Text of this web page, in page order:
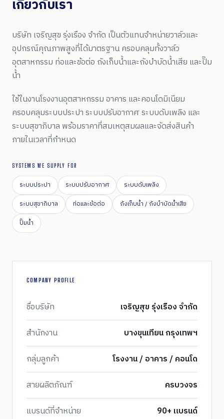
เกี่ยวกับเรา
บริษัท เจริญสุข รุ่งเรือง จำกัด เป็นตัวแทนจำหน่ายวาล์วและ
อุปกรณ์คุณภาพสูงที่ได้มาตรฐาน ครอบคลุมทั้งวาล์ว
อุตสาหกรรม ท่อและข้อต่อ ถังเก็บน้ำและถังบำบัดน้ำเสีย และปั๊ม
น้ำ
ใช้ในงานโรงงานอุตสาหกรรม อาคาร และคอนโดมิเนียม
ครอบคลุมระบบประปา ระบบปรับอากาศ ระบบดับเพลิง และ
ระบบสุขาภิบาล พร้อมราคาที่สมเหตุสมผลและจัดส่งสินค้า
ภายในเวลาที่กำหนด
SYSTEMS WE SUPPLY FOR
ระบบประปา ระบบปรับอากาศ
ระบบดับเพลิง
ระบบสุขาภิบาล
ท่อและข้อต่อ
ถังเก็บน้ำ / ถังบำบัดน้ำเสีย
ปั๊มน้ำ
COMPANY PROFILE
ชื่อบริษัท
เจริญสุข รุ่งเรือง จำกัด
สำนักงาน
บางขุนเทียน กรุงเทพฯ
กลุ่มลูกค้า
โรงงาน / อาคาร / คอนโด
สายผลิตภัณฑ์
ครบวงจร
แบรนด์ที่จำหน่าย
90+ แบรนด์